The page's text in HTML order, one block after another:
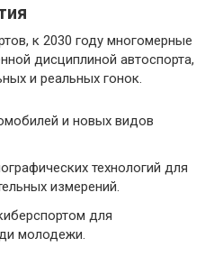
к 2030 году многомерные
дисциплиной автоспорта,
и реальных гонок.
и новых видов
технологий для
измерений.
для
молодежи.